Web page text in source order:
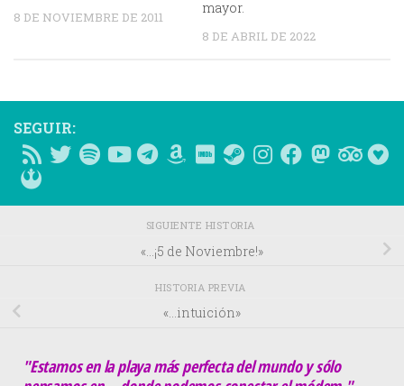
8 DE NOVIEMBRE DE 2011
mayor.
8 DE ABRIL DE 2022
SEGUIR:
SIGUIENTE HISTORIA
«…¡5 de Noviembre!»
HISTORIA PREVIA
«…intuición»
"Estamos en la playa más perfecta del mundo y sólo